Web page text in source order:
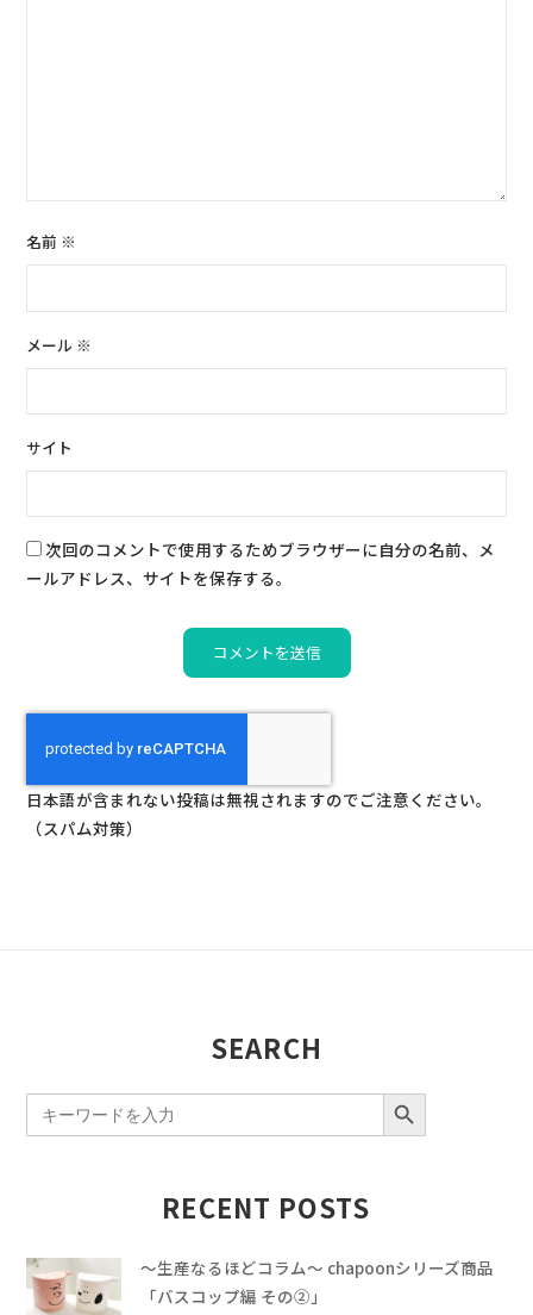
名前 ※
メール ※
サイト
次回のコメントで使用するためブラウザーに自分の名前、メ
ールアドレス、サイトを保存する。
日本語が含まれない投稿は無視されますのでご注意ください。
（スパム対策）
SEARCH
Search
for:
SEARCH BUTTON
RECENT POSTS
〜生産なるほどコラム〜 chapoonシリーズ商品
「バスコップ編 その②」